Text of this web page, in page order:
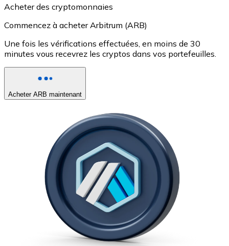
Acheter des cryptomonnaies
Commencez à acheter Arbitrum (ARB)
Une fois les vérifications effectuées, en moins de 30
minutes vous recevrez les cryptos dans vos portefeuilles.
Acheter ARB maintenant